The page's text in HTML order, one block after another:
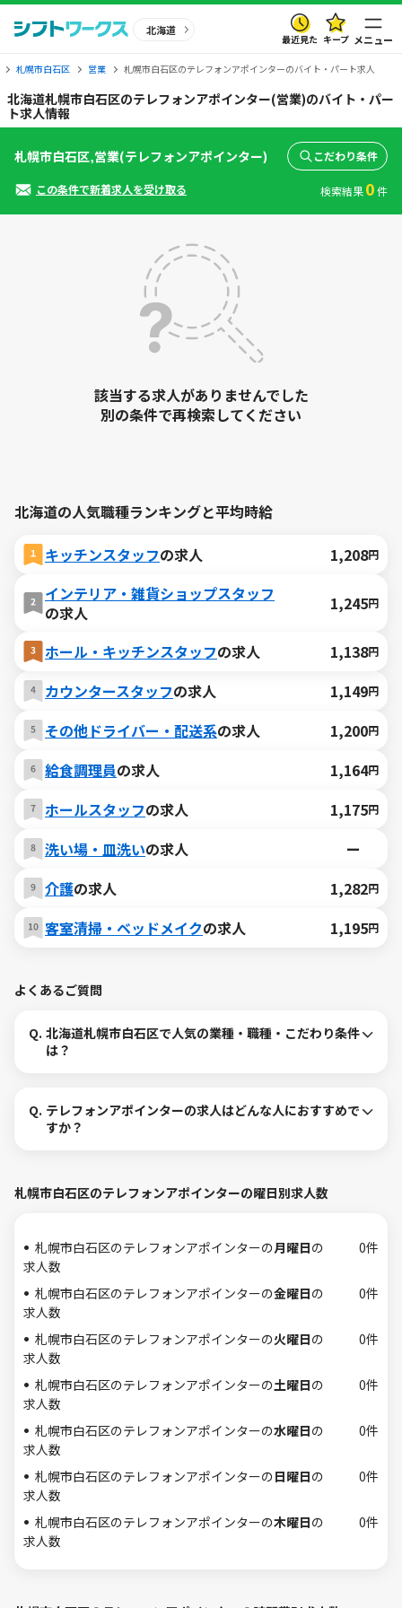
北海道
最近見た キープ メニュー
札幌市白石区 営業 札幌市白石区のテレフォンアポインターのバイト・パート求人
北海道札幌市白石区のテレフォンアポインター(営業)のバイト・パー
ト求人情報
該当する求人がありませんでした
別の条件で再検索してください
札幌市白石区,営業(テレフォンアポインター) こだわり条件
この条件で新着求人を受け取る 検索結果0件
北海道の人気職種ランキングと平均時給
キッチンスタッフの求人 1,208円
インテリア・雑貨ショップスタッフ
の求人
1,245円
ホール・キッチンスタッフの求人 1,138円
カウンタースタッフの求人 1,149円
その他ドライバー・配送系の求人 1,200円
給食調理員の求人 1,164円
ホールスタッフの求人 1,175円
洗い場・皿洗いの求人
ー
介護の求人 1,282円
客室清掃・ベッドメイクの求人 1,195円
よくあるご質問
Q. 北海道札幌市白石区で人気の業種・職種・こだわり条件
は？
Q. テレフォンアポインターの求人はどんな人におすすめで
すか？
札幌市白石区のテレフォンアポインターの曜日別求人数
札幌市白石区のテレフォンアポインターの月曜日の
求人数
0件
札幌市白石区のテレフォンアポインターの金曜日の
求人数
0件
札幌市白石区のテレフォンアポインターの火曜日の
求人数
0件
札幌市白石区のテレフォンアポインターの土曜日の
求人数
0件
札幌市白石区のテレフォンアポインターの水曜日の
求人数
0件
札幌市白石区のテレフォンアポインターの日曜日の
求人数
0件
札幌市白石区のテレフォンアポインターの木曜日の
求人数
0件